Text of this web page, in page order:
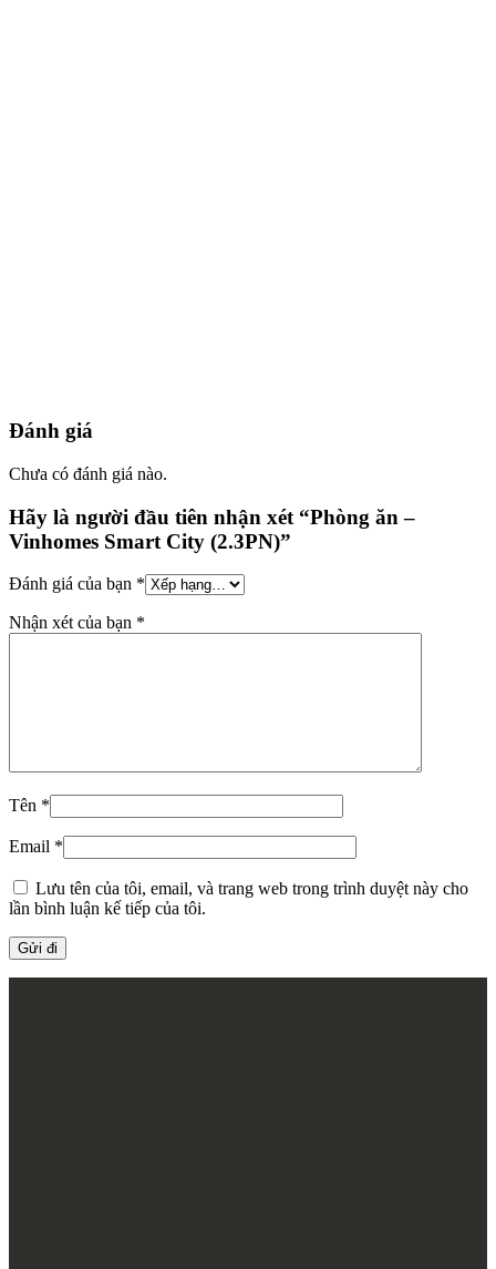
Đánh giá
Chưa có đánh giá nào.
Hãy là người đầu tiên nhận xét “Phòng ăn –
Vinhomes Smart City (2.3PN)”
Đánh giá của bạn *
Nhận xét của bạn *
Tên *
Email *
Lưu tên của tôi, email, và trang web trong trình duyệt này cho
lần bình luận kế tiếp của tôi.